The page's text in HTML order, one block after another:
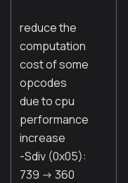
reduce the
computation
cost of some
opcodes
due to cpu
performance
increase
-Sdiv (0x05):
739 -> 360